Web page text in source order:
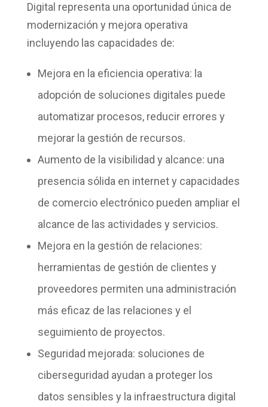
Digital representa una oportunidad única de
modernización y mejora operativa
incluyendo las capacidades de:
Mejora en la eficiencia operativa: la
adopción de soluciones digitales puede
automatizar procesos, reducir errores y
mejorar la gestión de recursos.
Aumento de la visibilidad y alcance: una
presencia sólida en internet y capacidades
de comercio electrónico pueden ampliar el
alcance de las actividades y servicios.
Mejora en la gestión de relaciones:
herramientas de gestión de clientes y
proveedores permiten una administración
más eficaz de las relaciones y el
seguimiento de proyectos.
Seguridad mejorada: soluciones de
ciberseguridad ayudan a proteger los
datos sensibles y la infraestructura digital